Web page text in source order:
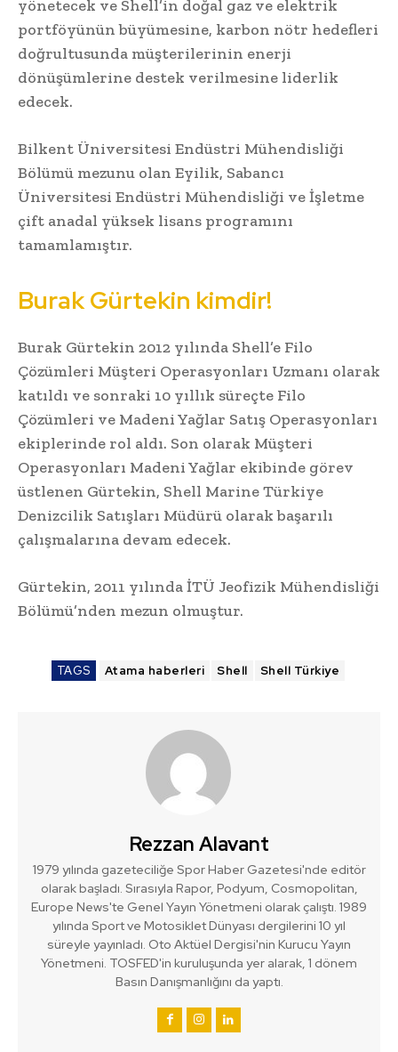
yönetecek ve Shell’in doğal gaz ve elektrik
portföyünün büyümesine, karbon nötr hedefleri
doğrultusunda müşterilerinin enerji
dönüşümlerine destek verilmesine liderlik
edecek.
Bilkent Üniversitesi Endüstri Mühendisliği
Bölümü mezunu olan Eyilik, Sabancı
Üniversitesi Endüstri Mühendisliği ve İşletme
çift anadal yüksek lisans programını
tamamlamıştır.
Burak Gürtekin kimdir!
Burak Gürtekin 2012 yılında Shell’e Filo
Çözümleri Müşteri Operasyonları Uzmanı olarak
katıldı ve sonraki 10 yıllık süreçte Filo
Çözümleri ve Madeni Yağlar Satış Operasyonları
ekiplerinde rol aldı. Son olarak Müşteri
Operasyonları Madeni Yağlar ekibinde görev
üstlenen Gürtekin, Shell Marine Türkiye
Denizcilik Satışları Müdürü olarak başarılı
çalışmalarına devam edecek.
Gürtekin, 2011 yılında İTÜ Jeofizik Mühendisliği
Bölümü’nden mezun olmuştur.
TAGS Atama haberleri Shell Shell Türkiye
Rezzan Alavant
1979 yılında gazeteciliğe Spor Haber Gazetesi'nde editör
olarak başladı. Sırasıyla Rapor, Podyum, Cosmopolitan,
Europe News'te Genel Yayın Yönetmeni olarak çalıştı. 1989
yılında Sport ve Motosiklet Dünyası dergilerini 10 yıl
süreyle yayınladı. Oto Aktüel Dergisi'nin Kurucu Yayın
Yönetmeni. TOSFED'in kuruluşunda yer alarak, 1 dönem
Basın Danışmanlığını da yaptı.